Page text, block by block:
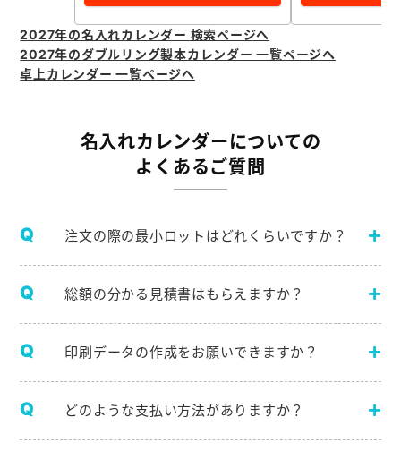
2027年の名入れカレンダー 検索ページへ
2027年のダブルリング製本カレンダー 一覧ページへ
卓上カレンダー 一覧ページへ
名入れカレンダーについての
よくあるご質問
注文の際の最小ロットはどれくらいですか？
総額の分かる見積書はもらえますか？
印刷データの作成をお願いできますか？
どのような支払い方法がありますか？